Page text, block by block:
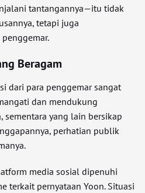
tantangannya—itu tidak
tetapi juga
Beragam
dari para penggemar sangat
dan mendukung
yang lain bersikap
perhatian publik
media sosial dipenuhi
terkait pernyataan Yoon. Situasi